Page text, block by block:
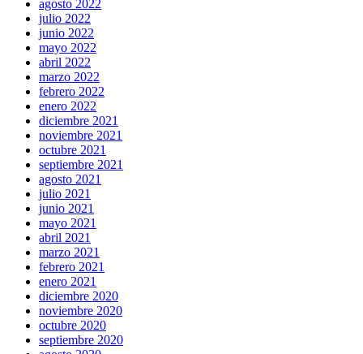
agosto 2022
julio 2022
junio 2022
mayo 2022
abril 2022
marzo 2022
febrero 2022
enero 2022
diciembre 2021
noviembre 2021
octubre 2021
septiembre 2021
agosto 2021
julio 2021
junio 2021
mayo 2021
abril 2021
marzo 2021
febrero 2021
enero 2021
diciembre 2020
noviembre 2020
octubre 2020
septiembre 2020